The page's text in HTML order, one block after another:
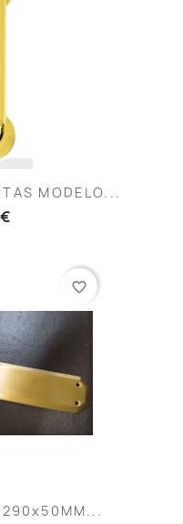
MODELO...
290x50MM...
favorite_border